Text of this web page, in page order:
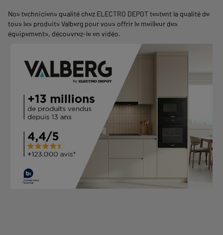
Nos techniciens qualité chez ELECTRO DEPOT testent la qualité de
tous les produits Valberg pour vous offrir le meilleur des
équipements, découvrez-le en vidéo.